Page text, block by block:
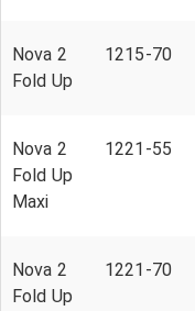
Nova 2
Fold Up
1215-70
Nova 2
Fold Up
Maxi
1221-55
Nova 2
Fold Up
1221-70